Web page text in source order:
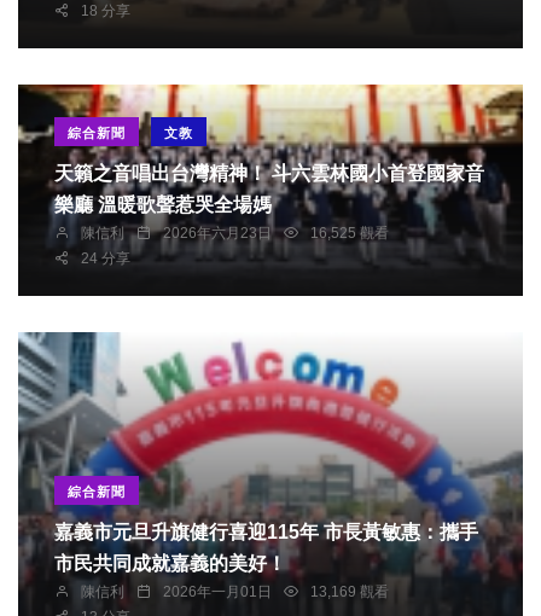
18 分享
綜合新聞 文教
天籟之音唱出台灣精神！ 斗六雲林國小首登國家音
樂廳 溫暖歌聲惹哭全場媽
陳信利 2026年六月23日
16,525 觀看
24 分享
綜合新聞
嘉義市元旦升旗健行喜迎115年 市長黃敏惠：攜手
市民共同成就嘉義的美好！
陳信利 2026年一月01日
13,169 觀看